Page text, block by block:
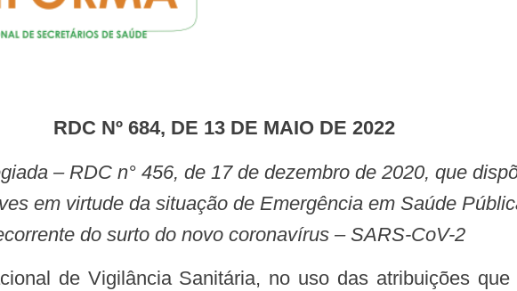
RDC Nº 684, DE 13 DE MAIO DE 2022
em virtude da situação de Emergência em Saúde
do surto do novo coronavírus – SARS-CoV-2